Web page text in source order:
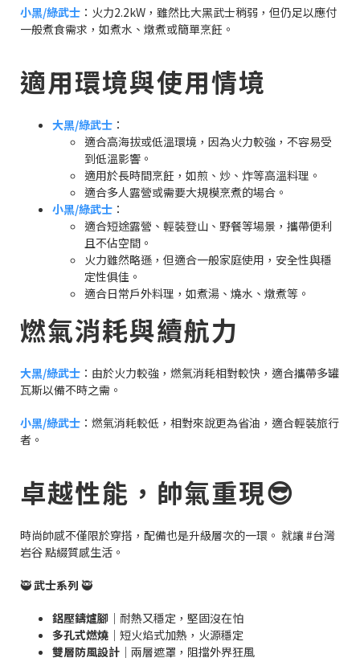
小黑/綠武士 ：火力2.2kW，雖然比大黑武士稍弱，但仍足以應付
一般煮食需求，如煮水、燉煮或簡單烹飪。
適用環境與使用情境
大黑/綠武士 ：
適合高海拔或低溫環境，因為火力較強，不容易受
到低溫影響。
適用於長時間烹飪，如煎、炒、炸等高溫料理。
適合多人露營或需要大規模烹煮的場合。
小黑/綠武士 ：
適合短途露營、輕裝登山、野餐等場景，攜帶便利
且不佔空間。
火力雖然略遜，但適合一般家庭使用，安全性與穩
定性俱佳。
適合日常戶外料理，如煮湯、燒水、燉煮等。
燃氣消耗與續航力
大黑/綠武士 ：由於火力較強，燃氣消耗相對較快，適合攜帶多罐
瓦斯以備不時之需。
小黑/綠武士 ：燃氣消耗較低，相對來說更為省油，適合輕裝旅行
者。
卓越性能，帥氣重現😎
時尚帥感不僅限於穿搭，配備也是升級層次的一環。 就讓 #台灣
岩谷 點綴質感生活。
🥷武士系列 🥷
鋁壓鑄爐腳 ｜耐熱又穩定，堅固沒在怕
多孔式燃燒 ｜短火焰式加熱，火源穩定
雙層防風設計 ｜兩層遮罩，阻擋外界狂風